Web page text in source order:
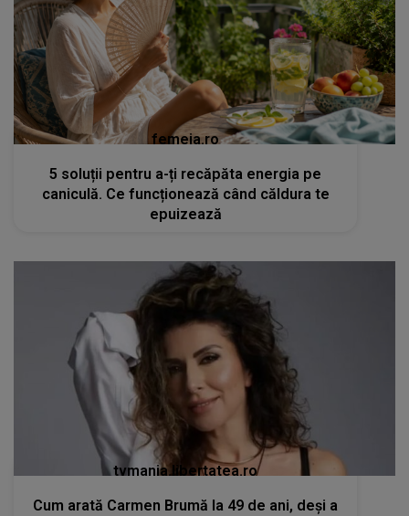
femeia.ro
5 soluții pentru a-ți recăpăta energia pe
caniculă. Ce funcționează când căldura te
epuizează
tvmania.libertatea.ro
Cum arată Carmen Brumă la 49 de ani, deși a